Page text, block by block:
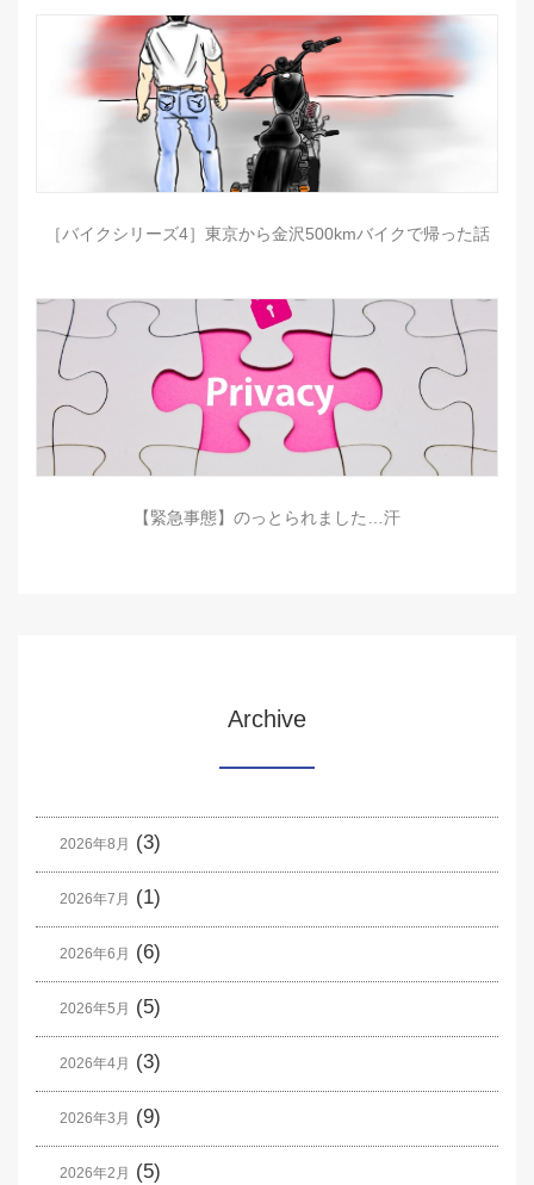
［バイクシリーズ4］東京から金沢500kmバイクで帰った話
【緊急事態】のっとられました…汗
Archive
2026年8月 (3)
2026年7月 (1)
2026年6月 (6)
2026年5月 (5)
2026年4月 (3)
2026年3月 (9)
2026年2月 (5)